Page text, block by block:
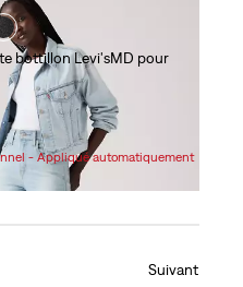
bottillon Levi'sMD pour
- Appliqué automatiquement
Suivant